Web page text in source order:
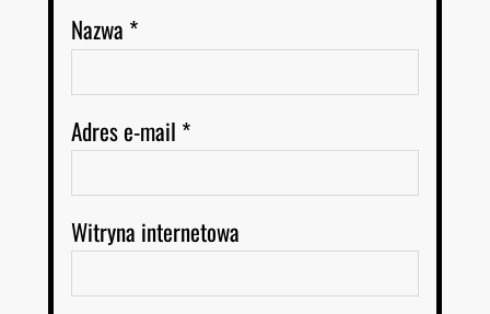
Nazwa *
Adres e-mail *
Witryna internetowa